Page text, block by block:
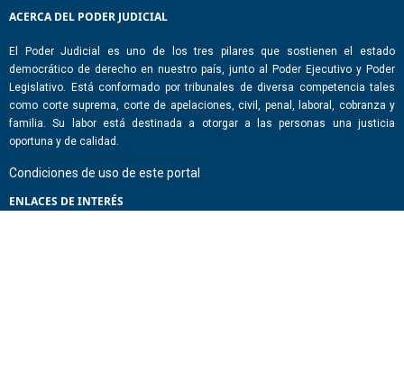
ACERCA DEL PODER JUDICIAL
El Poder Judicial es uno de los tres pilares que sostienen el estado
democrático de derecho en nuestro país, junto al Poder Ejecutivo y Poder
Legislativo. Está conformado por tribunales de diversa competencia tales
como corte suprema, corte de apelaciones, civil, penal, laboral, cobranza y
familia. Su labor está destinada a otorgar a las personas una justicia
oportuna y de calidad.
Condiciones de uso de este portal
ENLACES DE INTERÉS